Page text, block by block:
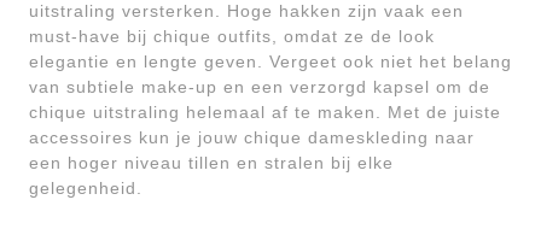
uitstraling versterken. Hoge hakken zijn vaak een
must-have bij chique outfits, omdat ze de look
elegantie en lengte geven. Vergeet ook niet het belang
van subtiele make-up en een verzorgd kapsel om de
chique uitstraling helemaal af te maken. Met de juiste
accessoires kun je jouw chique dameskleding naar
een hoger niveau tillen en stralen bij elke
gelegenheid.